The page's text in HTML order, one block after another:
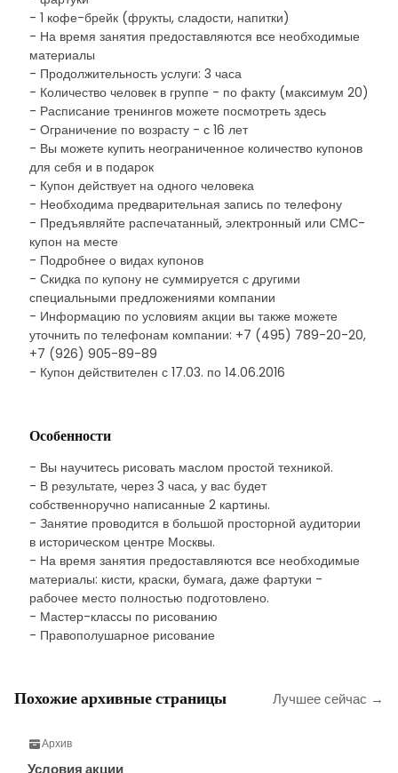
- 1 кофе-брейк (фрукты, сладости, напитки)
- На время занятия предоставляются все необходимые
материалы
- Продолжительность услуги: 3 часа
- Количество человек в группе - по факту (максимум 20)
- Расписание тренингов можете посмотреть здесь
- Ограничение по возрасту - с 16 лет
- Вы можете купить неограниченное количество купонов
для себя и в подарок
- Купон действует на одного человека
- Необходима предварительная запись по телефону
- Предъявляйте распечатанный, электронный или СМС-
купон на месте
- Подробнее о видах купонов
- Скидка по купону не суммируется с другими
специальными предложениями компании
- Информацию по условиям акции вы также можете
уточнить по телефонам компании: +7 (495) 789-20-20,
+7 (926) 905-89-89
- Купон действителен с 17.03. по 14.06.2016
Особенности
- Вы научитесь рисовать маслом простой техникой.
- В результате, через 3 часа, у вас будет
собственноручно написанные 2 картины.
- Занятие проводится в большой просторной аудитории
в историческом центре Москвы.
- На время занятия предоставляются все необходимые
материалы: кисти, краски, бумага, даже фартуки -
рабочее место полностью подготовлено.
- Мастер-классы по рисованию
- Правополушарное рисование
Похожие архивные страницы Лучшее сейчас →
Архив
Условия акции